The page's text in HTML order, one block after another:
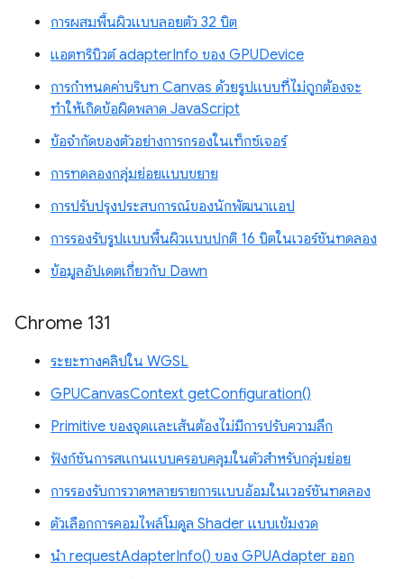
การผสมพื้นผิวแบบลอยตัว 32 บิต
แอตทริบิวต์ adapterInfo ของ GPUDevice
การกำหนดค่าบริบท Canvas ด้วยรูปแบบที่ไม่ถูกต้องจะ
ทำให้เกิดข้อผิดพลาด JavaScript
ข้อจำกัดของตัวอย่างการกรองในเท็กซ์เจอร์
การทดลองกลุ่มย่อยแบบขยาย
การปรับปรุงประสบการณ์ของนักพัฒนาแอป
การรองรับรูปแบบพื้นผิวแบบปกติ 16 บิตในเวอร์ชันทดลอง
ข้อมูลอัปเดตเกี่ยวกับ Dawn
Chrome 131
ระยะทางคลิปใน WGSL
GPUCanvasContext getConfiguration()
Primitive ของจุดและเส้นต้องไม่มีการปรับความลึก
ฟังก์ชันการสแกนแบบครอบคลุมในตัวสำหรับกลุ่มย่อย
การรองรับการวาดหลายรายการแบบอ้อมในเวอร์ชันทดลอง
ตัวเลือกการคอมไพล์โมดูล Shader แบบเข้มงวด
นำ requestAdapterInfo() ของ GPUAdapter ออก